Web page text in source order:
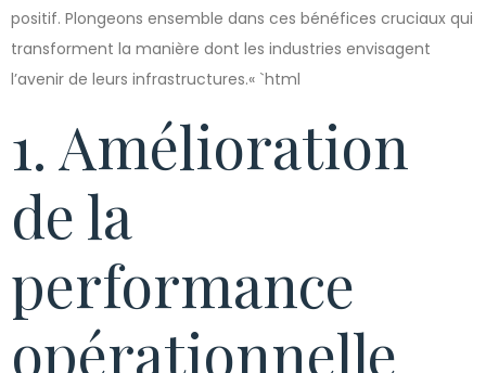
positif. Plongeons ensemble dans ces bénéfices cruciaux qui
transforment la manière dont les industries envisagent
l’avenir de leurs infrastructures.« `html
1. Amélioration
de la
performance
opérationnelle